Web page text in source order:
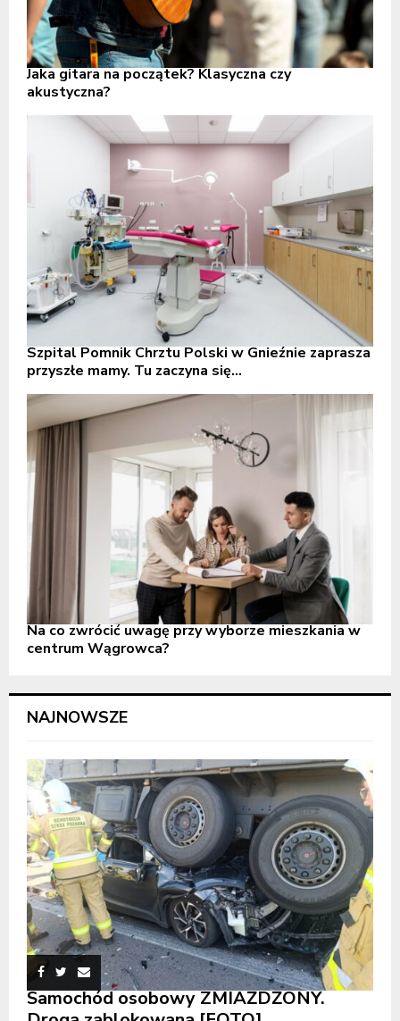
Jaka gitara na początek? Klasyczna czy
akustyczna?
Szpital Pomnik Chrztu Polski w Gnieźnie zaprasza
przyszłe mamy. Tu zaczyna się...
Na co zwrócić uwagę przy wyborze mieszkania w
centrum Wągrowca?
NAJNOWSZE
Samochód osobowy ZMIAŻDŻONY.